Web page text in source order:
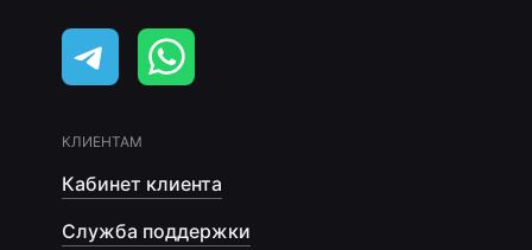
КЛИЕНТАМ
Кабинет клиента
Служба поддержки